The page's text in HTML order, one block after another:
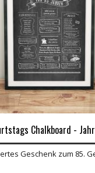
Chalkboard -
Geschenk zum 85.